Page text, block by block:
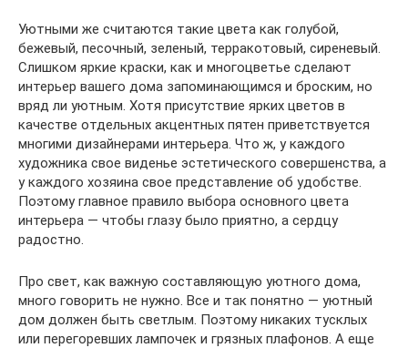
Уютными же считаются такие цвета как голубой,
бежевый, песочный, зеленый, терракотовый, сиреневый.
Слишком яркие краски, как и многоцветье сделают
интерьер вашего дома запоминающимся и броским, но
вряд ли уютным. Хотя присутствие ярких цветов в
качестве отдельных акцентных пятен приветствуется
многими дизайнерами интерьера. Что ж, у каждого
художника свое виденье эстетического совершенства, а
у каждого хозяина свое представление об удобстве.
Поэтому главное правило выбора основного цвета
интерьера — чтобы глазу было приятно, а сердцу
радостно.
Про свет, как важную составляющую уютного дома,
много говорить не нужно. Все и так понятно — уютный
дом должен быть светлым. Поэтому никаких тусклых
или перегоревших лампочек и грязных плафонов. А еще